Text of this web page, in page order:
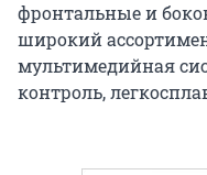
фронтальные и
широкий
мультимедийная
контроль,